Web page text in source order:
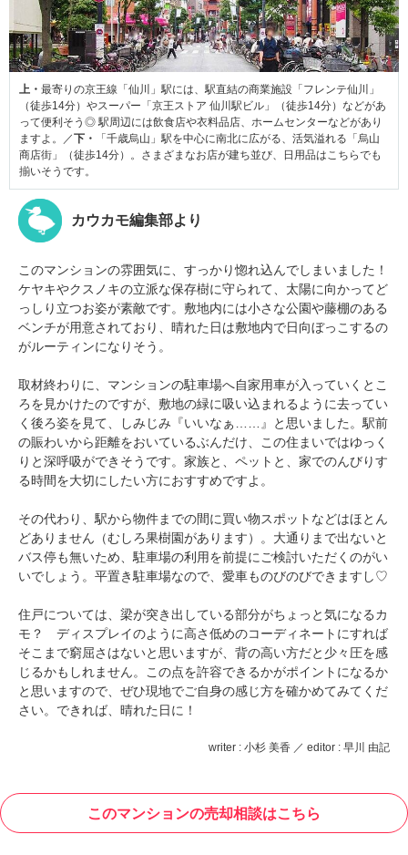
上・ 最寄りの京王線「仙川」駅には、駅直結の商業施設「フレンテ仙川」
（徒歩14分）やスーパー「京王ストア 仙川駅ビル」（徒歩14分）などがあ
って便利そう◎ 駅周辺には飲食店や衣料品店、ホームセンターなどがあり
ますよ。／下・
「千歳烏山」駅を中心に南北に広がる、活気溢れる「烏山
商店街」（徒歩14分）。さまざまなお店が建ち並び、日用品はこちらでも
揃いそうです。
カウカモ編集部より
このマンションの雰囲気に、すっかり惚れ込んでしまいました！
ケヤキやクスノキの立派な保存樹に守られて、太陽に向かってど
っしり立つお姿が素敵です。敷地内には小さな公園や藤棚のある
ベンチが用意されており、晴れた日は敷地内で日向ぼっこするの
がルーティンになりそう。
取材終わりに、マンションの駐車場へ自家用車が入っていくとこ
ろを見かけたのですが、敷地の緑に吸い込まれるように去ってい
く後ろ姿を見て、しみじみ『いいなぁ……』と思いました。駅前
の賑わいから距離をおいているぶんだけ、この住まいではゆっく
りと深呼吸ができそうです。家族と、ペットと、家でのんびりす
る時間を大切にしたい方におすすめですよ。
その代わり、駅から物件までの間に買い物スポットなどはほとん
どありません（むしろ果樹園があります）。大通りまで出ないと
バス停も無いため、駐車場の利用を前提にご検討いただくのがい
いでしょう。平置き駐車場なので、愛車ものびのびできますし♡
住戸については、梁が突き出している部分がちょっと気になるカ
モ？ ディスプレイのように高さ低めのコーディネートにすれば
そこまで窮屈さはないと思いますが、背の高い方だと少々圧を感
じるかもしれません。この点を許容できるかがポイントになるか
と思いますので、ぜひ現地でご自身の感じ方を確かめてみてくだ
さい。できれば、晴れた日に！
writer : 小杉 美香 ／ editor : 早川 由記
このマンションの売却相談はこちら